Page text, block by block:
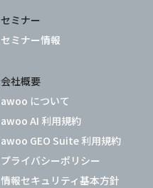
セミナー
セミナー情報
会社概要
awoo について
awoo AI 利用規約
awoo GEO Suite 利用規約
プライバシーポリシー
情報セキュリティ基本方針